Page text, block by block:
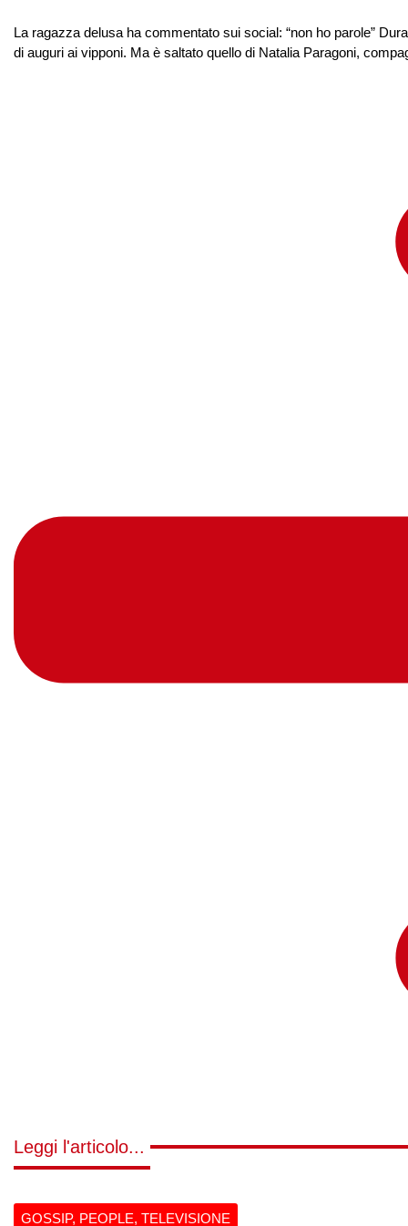
La ragazza delusa ha commentato sui social: “non ho parole”
di auguri ai vipponi. Ma è saltato quello di Natalia Paragoni,
Leggi l'articolo...
GOSSIP, PEOPLE, TELEVISIONE